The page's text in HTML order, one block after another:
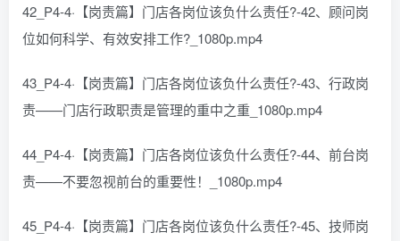
42_P4-4·【岗责篇】门店各岗位该负什么责任?-42、顾问岗
位如何科学、有效安排工作?_1080p.mp4
43_P4-4·【岗责篇】门店各岗位该负什么责任?-43、行政岗
责——门店行政职责是管理的重中之重_1080p.mp4
44_P4-4·【岗责篇】门店各岗位该负什么责任?-44、前台岗
责——不要忽视前台的重要性！_1080p.mp4
45_P4-4·【岗责篇】门店各岗位该负什么责任?-45、技师岗